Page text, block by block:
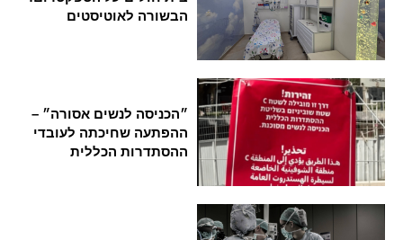
הבשורה לאוטיסטים
״הכניסה לנשים אסורה״ –
ההפתעה שחיכתה לעובדי
ההסתדרות הכללית